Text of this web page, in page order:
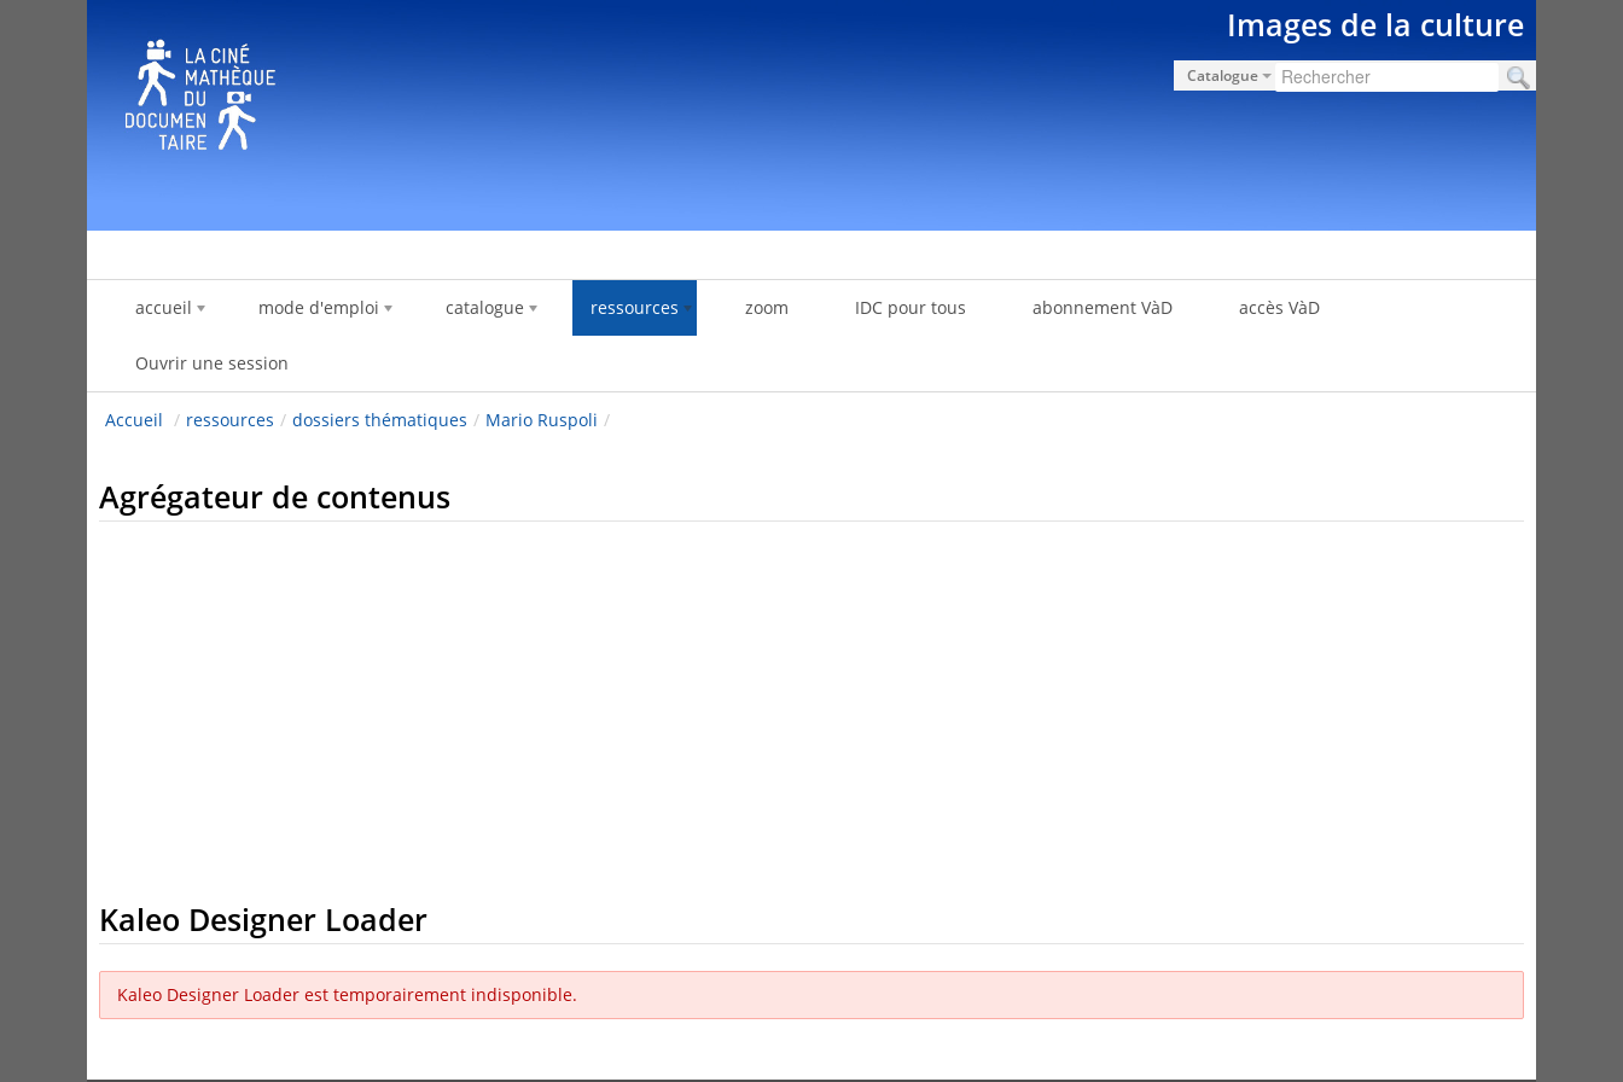
Images de la culture
Catalogue
accueil mode d'emploi catalogue ressources zoom IDC pour tous abonnement VàD accès VàD
Ouvrir une session
Accueil / ressources / dossiers thématiques / Mario Ruspoli /
Agrégateur de contenus
Kaleo Designer Loader
Kaleo Designer Loader est temporairement indisponible.